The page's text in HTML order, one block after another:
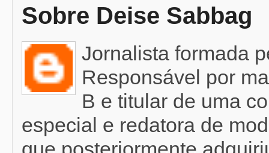
Sobre Deise Sabbag
Jornalista formada
Responsável por
B e titular de uma
especial e redatora de